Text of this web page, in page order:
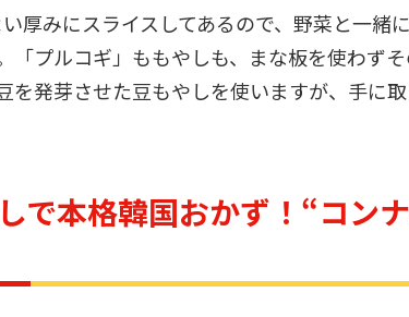
厚みにスライスしてあるので、野菜と一緒
「プルコギ」ももやしも、まな板を使わず
を発芽させた豆もやしを使いますが、手に
で本格韓国おかず！“コン